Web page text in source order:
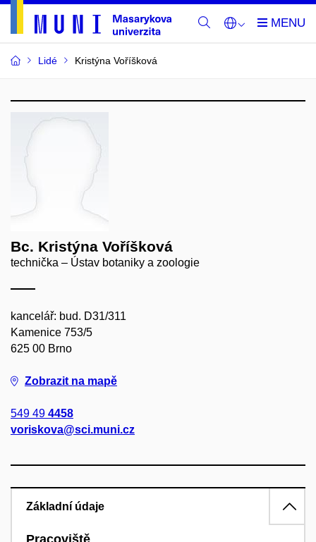
Lidé Kristýna Voříšková
Bc. Kristýna Voříšková
technička – Ústav botaniky a zoologie
kancelář: bud. D31/311
Kamenice 753/5
625 00 Brno
Zobrazit na mapě
549 49 4458
voriskova@sci.muni.cz
Základní údaje
Pracoviště